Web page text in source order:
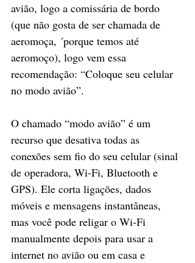
avião, logo a comissária de bordo
(que não gosta de ser chamada de
aeromoça, ´porque temos até
aeromoço), logo vem essa
recomendação: “Coloque seu celular
no modo avião”.
O chamado “modo avião” é um
recurso que desativa todas as
conexões sem fio do seu celular (sinal
de operadora, Wi-Fi, Bluetooth e
GPS). Ele corta ligações, dados
móveis e mensagens instantâneas,
mas você pode religar o Wi-Fi
manualmente depois para usar a
internet no avião ou em casa e